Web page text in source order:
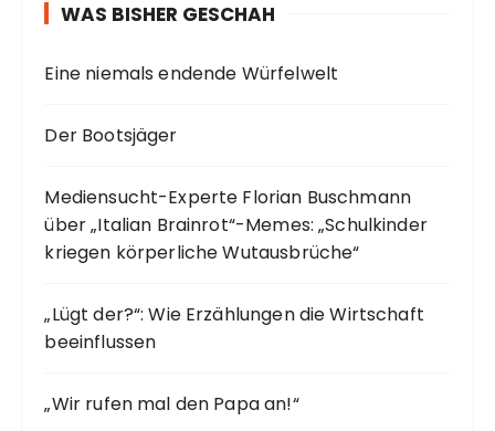
WAS BISHER GESCHAH
Eine niemals endende Würfelwelt
Der Bootsjäger
Mediensucht-Experte Florian Buschmann
über „Italian Brainrot“-Memes: „Schulkinder
kriegen körperliche Wutausbrüche“
„Lügt der?“: Wie Erzählungen die Wirtschaft
beeinflussen
„Wir rufen mal den Papa an!“